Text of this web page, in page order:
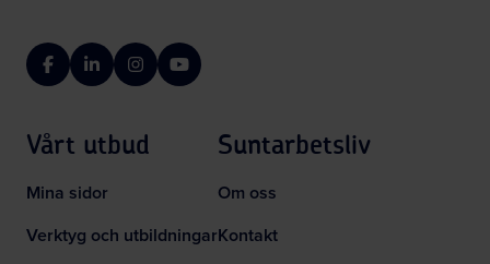
FacebookLinkedInInstagramYouTube
Vårt utbud
Mina sidor
Verktyg och utbildningar
Suntarbetsliv
Om oss
Kontakt